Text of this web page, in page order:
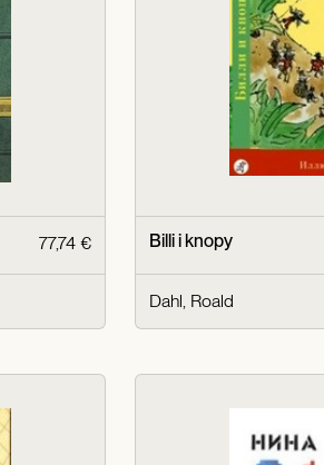
77,74 € Billi i knopy
Dahl, Roald